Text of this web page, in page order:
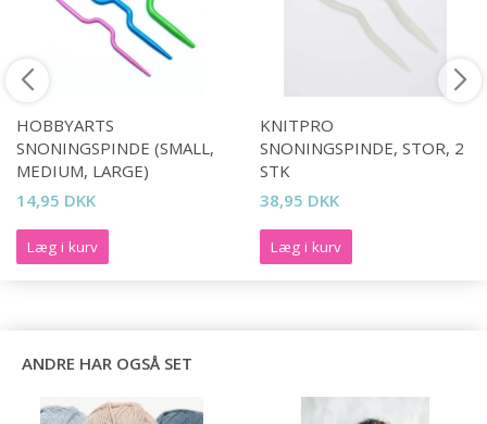
HOBBYARTS
SNONINGSPINDE (SMALL,
MEDIUM, LARGE)
14,95 DKK
Læg i kurv
KNITPRO
SNONINGSPINDE, STOR, 2
STK
38,95 DKK
Læg i kurv
ANDRE HAR OGSÅ SET